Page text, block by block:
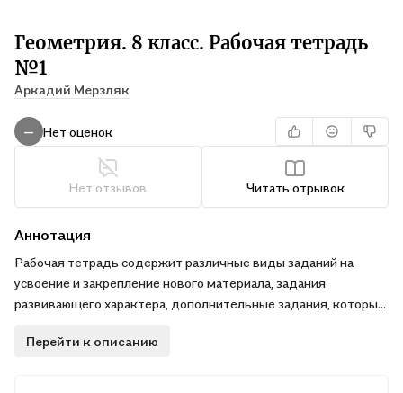
Геометрия. 8 класс. Рабочая тетрадь
№1
Аркадий Мерзляк
— Нет оценок
Нет отзывов Читать отрывок
Аннотация
Рабочая тетрадь содержит различные виды заданий на
усвоение и закрепление нового материала, задания
развивающего характера, дополнительные задания, которые
обучение.Тетрадь используется в комплекте с учебником
Перейти к описанию